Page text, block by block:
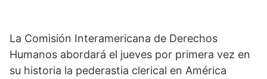
La Comisión Interamericana de Derechos
Humanos abordará el jueves por primera vez en
su historia la pederastia clerical en América